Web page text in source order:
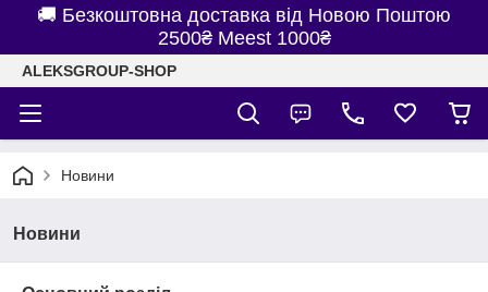
🚚 Безкоштовна доставка від Новою Поштою
2500₴ Meest 1000₴
ALEKSGROUP-SHOP
Новини
Новини